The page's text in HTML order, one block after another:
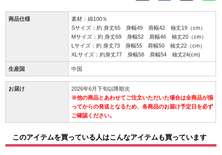
商品仕様
素材：綿100％
Sサイズ：約 身丈65 身幅49 肩幅42 袖丈19（cm）
Mサイズ：約 身丈69 身幅52 肩幅46 袖丈20（cm）
Lサイズ：約 身丈73 身幅55 肩幅50 袖丈22（cm）
XLサイズ：約身丈77 身幅58 肩幅54 袖丈24(cm)
生産国 中国
お届け
2026年6月下旬以降順次
※他の商品とあわせてご注文いただいた場合は全商品が揃
ってからの発送となるため、各商品のお届け予定日を必ず
ご確認ください。
このアイテムを買っている人はこんなアイテムも買っています